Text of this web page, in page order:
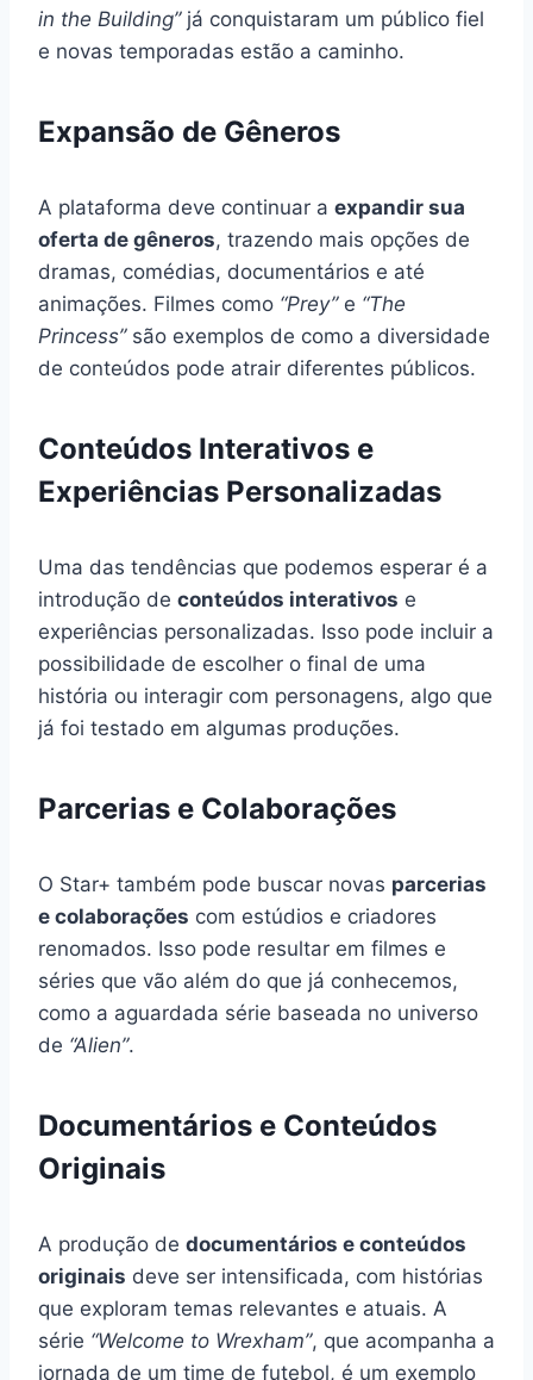
in the Building”já conquistaram um público fiel
e novas temporadas estão a caminho.
Expansão de Gêneros
A plataforma deve continuar a expandir sua
oferta de gêneros, trazendo mais opções de
dramas, comédias, documentários e até
animações. Filmes como “Prey”e “The
Princess”são exemplos de como a diversidade
de conteúdos pode atrair diferentes públicos.
Conteúdos Interativos e
Experiências Personalizadas
Uma das tendências que podemos esperar é a
introdução de conteúdos interativos e
experiências personalizadas. Isso pode incluir a
possibilidade de escolher o final de uma
história ou interagir com personagens, algo que
já foi testado em algumas produções.
Parcerias e Colaborações
O Star+ também pode buscar novas parcerias
e colaborações com estúdios e criadores
renomados. Isso pode resultar em filmes e
séries que vão além do que já conhecemos,
como a aguardada série baseada no universo
de “Alien”.
Documentários e Conteúdos
Originais
A produção de documentários e conteúdos
originais deve ser intensificada, com histórias
que exploram temas relevantes e atuais. A
série “Welcome to Wrexham”, que acompanha a
jornada de um time de futebol, é um exemplo